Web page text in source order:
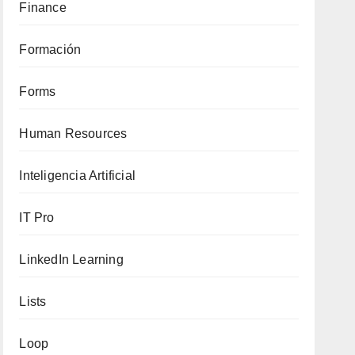
Finance
Formación
Forms
Human Resources
Inteligencia Artificial
IT Pro
LinkedIn Learning
Lists
Loop